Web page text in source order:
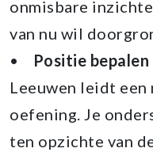
onmisbare
van nu wil
•
Positie
Leeuwen leidt
oefening. Je
ten opzichte van